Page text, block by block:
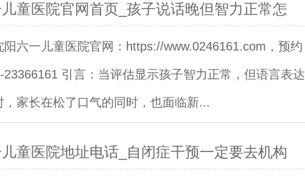
童医院官网首页_孩子说话晚但智力正常怎
阳六一儿童医院官网：https://www.0246161.com，预约
23366161 引言：当评估显示孩子智力正常，但语言表达
，家长在松了口气的同时，也面临新...
童医院地址电话_自闭症干预一定要去机构